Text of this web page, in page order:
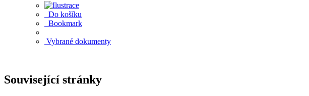
Do košíku
Bookmark
Vybrané dokumenty
Související stránky